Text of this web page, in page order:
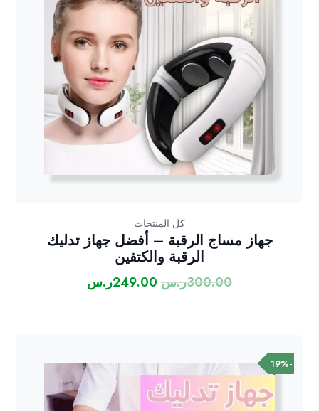
كل المنتجات
جهاز مساج الرقبة – أفضل جهاز تدليك
الرقبة والكتفين
300.00ر.س السعر
249.00ر.س
-19%